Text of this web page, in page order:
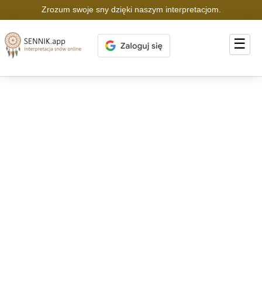
Zrozum swoje sny dzięki naszym interpretacjom.
☰